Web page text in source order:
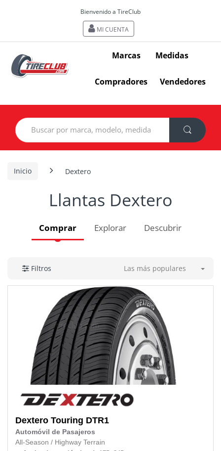
Bienvenido a TireClub
MI CUENTA
Marcas Medidas
Compradores Vendedores
Search
for:
Inicio Dextero
Llantas Dextero
Comprar Explorar Descubrir
Filtros Las más populares
Dextero Touring DTR1
Automóvil de Pasajeros
All-Season / Highway Terrain